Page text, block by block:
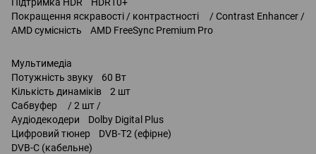
Покращення яскравості / контрастності / Contrast Enhancer /
AMD сумісність AMD FreeSync Premium Pro
Мультимедіа
Потужність звуку 60 Вт
Кількість динаміків 2 шт
Сабвуфер / 2 шт /
Аудіодекодери Dolby Digital Plus
Цифровий тюнер DVB-T2 (ефірне)
DVB-C (кабельне)